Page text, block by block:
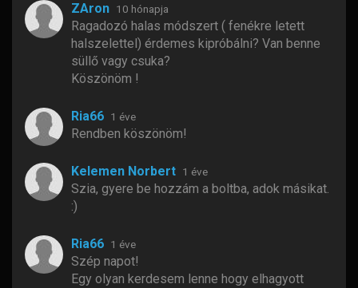
ZAron 10 hónapja
Ragadozó halas módszert ( fenékre letett
halszelettel) érdemes kipróbálni? Van benne
süllő vagy csuka?
Köszönöm !
Ria66 1 éve
Rendben köszönöm!
Kelemen Norbert 1 éve
Szia, gyere be hozzám a boltba, adok másikat.
:)
Ria66 1 éve
Szép napot!
Egy olyan kerdesem lenne hogy elhagyott